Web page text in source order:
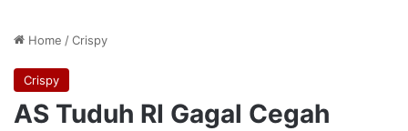
Home /Crispy
Crispy
AS Tuduh RI Gagal Cegah